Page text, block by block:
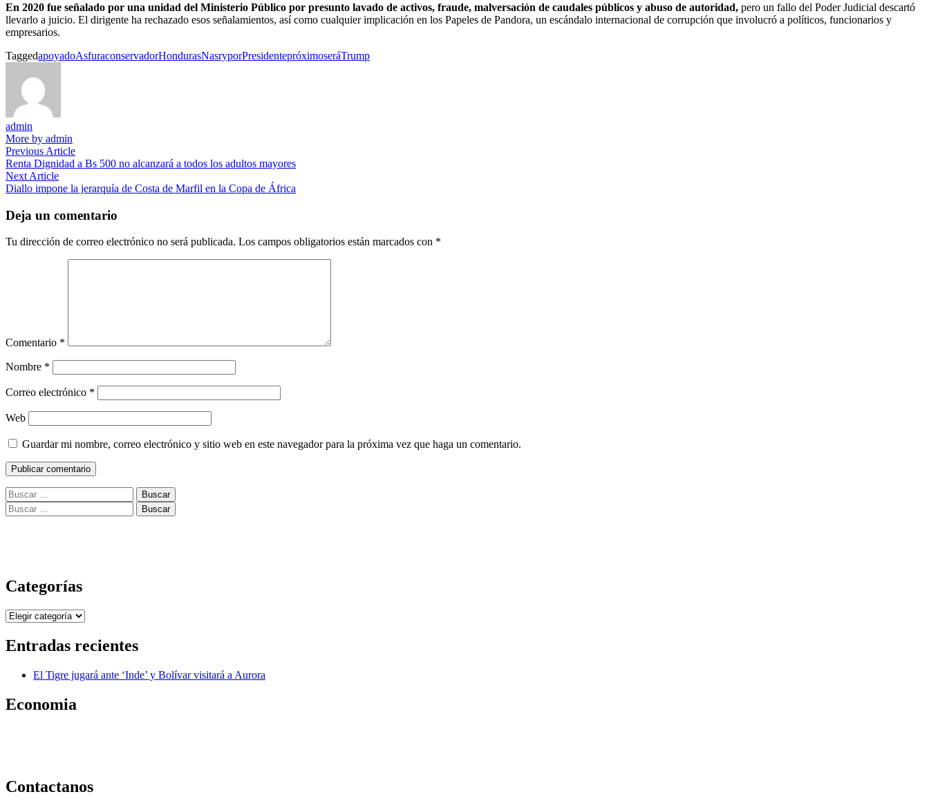
En 2020 fue señalado por una unidad del Ministerio Público por presunto lavado de activos, fraude, malversación de caudales públicos y abuso de autoridad, pero un fallo del Poder Judicial descartó
llevarlo a juicio. El dirigente ha rechazado esos señalamientos, así como cualquier implicación en los Papeles de Pandora, un escándalo internacional de corrupción que involucró a políticos, funcionarios y
empresarios.
TaggedapoyadoAsfuraconservadorHondurasNasryporPresidentepróximoseráTrump
admin
More by admin
Navegación
de
entradas
Previous ArticlePrevious
article:
Renta Dignidad a Bs 500 no alcanzará a todos los adultos mayores
Next ArticleNext
article:
Diallo impone la jerarquía de Costa de Marfil en la Copa de África
Deja un comentario
Tu dirección de correo electrónico no será publicada. Los campos obligatorios están marcados con *
Comentario *
Nombre *
Correo electrónico *
Web
Guardar mi nombre, correo electrónico y sitio web en este navegador para la próxima vez que haga un comentario.
Buscar:
Buscar:
Categorías
Categorías
Entradas recientes
El Tigre jugará ante ‘Inde’ y Bolívar visitará a Aurora
Economia
Contactanos